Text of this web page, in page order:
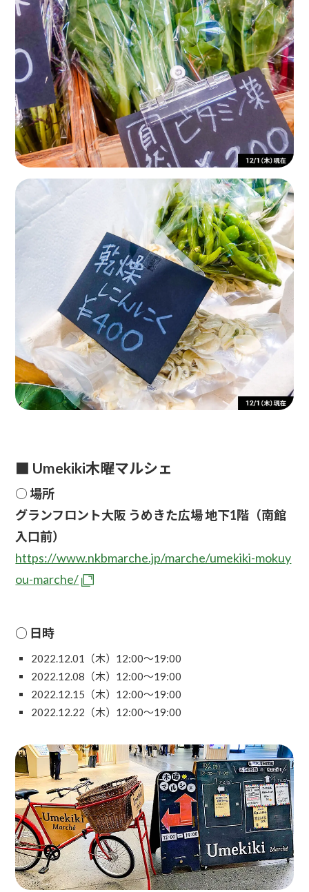
■ Umekiki木曜マルシェ
○ 場所
グランフロント大阪 うめきた広場 地下1階（南館
入口前）
https://www.nkbmarche.jp/marche/umekiki-mokuy
ou-marche/
○ 日時
2022.12.01（木）12:00～19:00
2022.12.08（木）12:00〜19:00
2022.12.15（木）12:00〜19:00
2022.12.22（木）12:00〜19:00